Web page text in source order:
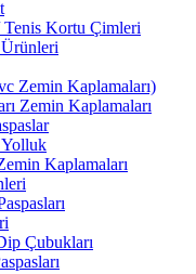
Tenis Kortu Çimleri
Zemin Kaplamaları)
Zemin Kaplamaları
Kaplamaları
Çubukları